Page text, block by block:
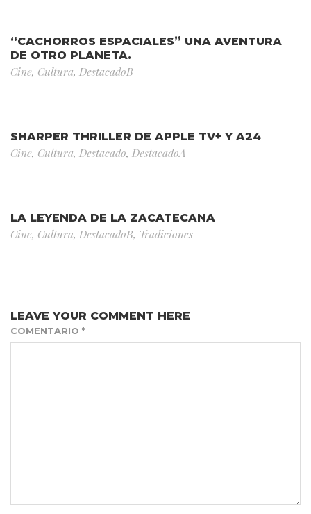
“CACHORROS ESPACIALES” UNA AVENTURA
DE OTRO PLANETA.
Cine, Cultura, DestacadoB
SHARPER THRILLER DE APPLE TV+ Y A24
Cine, Cultura, Destacado, DestacadoA
LA LEYENDA DE LA ZACATECANA
Cine, Cultura, DestacadoB, Tradiciones
LEAVE YOUR COMMENT HERE
COMENTARIO *